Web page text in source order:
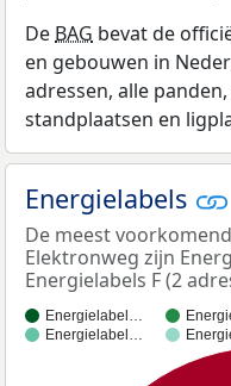
De BAG bevat de
en gebouwen in
adressen, alle
standplaatsen en
Energielabels
De meest
Elektronweg zijn
Energielabels F (2
Energielabel…
Energielabel…